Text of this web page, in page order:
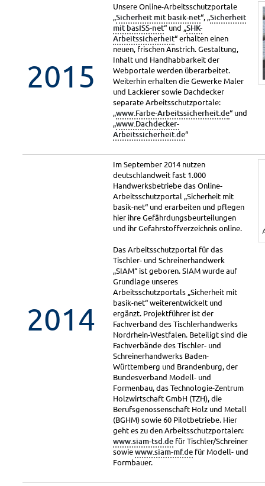
2015
Unsere Online-Arbeitsschutzportale
„Sicherheit mit basik-net“, „Sicherheit
mit basISS-net“ und „SHK-
Arbeitssicherheit“ erhalten einen
neuen, frischen Anstrich. Gestaltung,
Inhalt und Handhabbarkeit der
Webportale werden überarbeitet.
Weiterhin erhalten die Gewerke Maler
und Lackierer sowie Dachdecker
separate Arbeitsschutzportale:
„www.Farbe-Arbeitssicherheit.de“ und
„www.Dachdecker-
Arbeitssicherheit.de“
2014
Im September 2014 nutzen
deutschlandweit fast 1.000
Handwerksbetriebe das Online-
Arbeitsschutzportal „Sicherheit mit
basik-net“ und erarbeiten und pflegen
hier ihre Gefährdungsbeurteilungen
und ihr Gefahrstoffverzeichnis online.
Das Arbeitsschutzportal für das
Tischler- und Schreinerhandwerk
„SIAM“ ist geboren. SIAM wurde auf
Grundlage unseres
Arbeitsschutzportals „Sicherheit mit
basik-net“ weiterentwickelt und
ergänzt. Projektführer ist der
Fachverband des Tischlerhandwerks
Nordrhein-Westfalen. Beteiligt sind die
Fachverbände des Tischler- und
Schreinerhandwerks Baden-
Württemberg und Brandenburg, der
Bundesverband Modell- und
Formenbau, das Technologie-Zentrum
Holzwirtschaft GmbH (TZH), die
Berufsgenossenschaft Holz und Metall
(BGHM) sowie 60 Pilotbetriebe. Hier
geht es zu den Arbeitsschutzportalen:
www.siam-tsd.defür Tischler/Schreiner
sowiewww.siam-mf.defür Modell- und
Formbauer.